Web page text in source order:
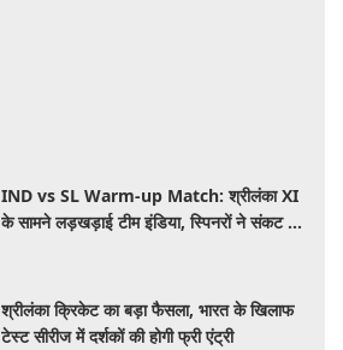
IND vs SL Warm-up Match: श्रीलंका XI
के सामने लड़खड़ाई टीम इंडिया, स्पिनरों ने संकट में
श्रीलंका क्रिकेट का बड़ा फैसला, भारत के खिलाफ
टेस्ट सीरीज में दर्शकों की होगी फ्री एंट्री